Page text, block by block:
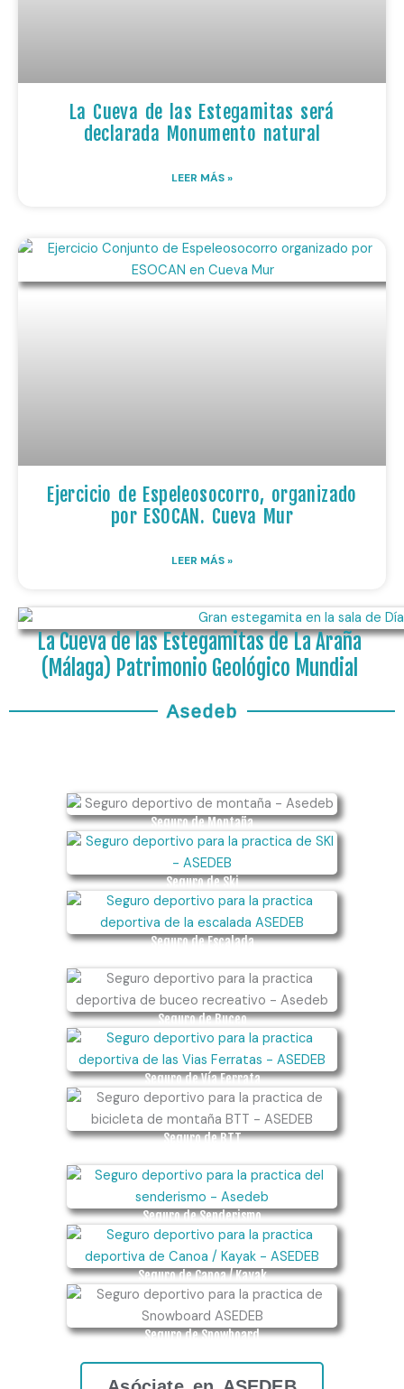
La Cueva de las Estegamitas será
declarada Monumento natural
LEER MÁS »
Ejercicio de Espeleosocorro, organizado
por ESOCAN. Cueva Mur
LEER MÁS »
La Cueva de las Estegamitas de La Araña
(Málaga) Patrimonio Geológico Mundial
Asedeb
Seguro de Montaña
Seguro de Ski
Seguro de Escalada
Seguro de Buceo
Seguro de Vía Ferrata
Seguro de BTT
Seguro de Senderismo
Seguro de Canoa / Kayak
Seguro de Snowboard